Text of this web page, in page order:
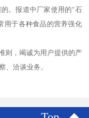
。报道中厂家使用的“石
用于各种食品的营养强化
则，竭诚为用户提供的产
、洽谈业务。